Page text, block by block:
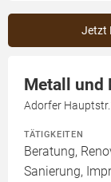
Jetzt
Metall und
Adorfer
TÄTIGKEITEN
Beratung,
Sanierung,